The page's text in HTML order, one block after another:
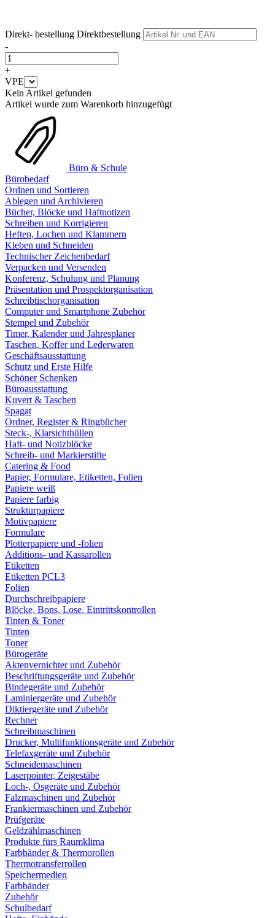
Direkt- bestellung Direktbestellung
-
+
VPE
Kein Artikel gefunden
Artikel wurde zum Warenkorb hinzugefügt
Büro & Schule
Bürobedarf
Ordnen und Sortieren
Ablegen und Archivieren
Bücher, Blöcke und Haftnotizen
Schreiben und Korrigieren
Heften, Lochen und Klammern
Kleben und Schneiden
Technischer Zeichenbedarf
Verpacken und Versenden
Konferenz, Schulung und Planung
Präsentation und Prospektorganisation
Schreibtischorganisation
Computer und Smartphone Zubehör
Stempel und Zubehör
Timer, Kalender und Jahresplaner
Taschen, Koffer und Lederwaren
Geschäftsausstattung
Schutz und Erste Hilfe
Schöner Schenken
Büroausstattung
Kuvert & Taschen
Spagat
Ordner, Register & Ringbücher
Steck-, Klarsichthüllen
Haft- und Notizblöcke
Schreib- und Markierstifte
Catering & Food
Papier, Formulare, Etiketten, Folien
Papiere weiß
Papiere farbig
Strukturpapiere
Motivpapiere
Formulare
Plotterpapiere und -folien
Additions- und Kassarollen
Etiketten
Etiketten PCL3
Folien
Durchschreibpapiere
Blöcke, Bons, Lose, Eintrittskontrollen
Tinten & Toner
Tinten
Toner
Bürogeräte
Aktenvernichter und Zubehör
Beschriftungsgeräte und Zubehör
Bindegeräte und Zubehör
Laminiergeräte und Zubehör
Diktiergeräte und Zubehör
Rechner
Schreibmaschinen
Drucker, Multifunktionsgeräte und Zubehör
Telefaxgeräte und Zubehör
Schneidemaschinen
Laserpointer, Zeigestäbe
Loch-, Ösgeräte und Zubehör
Falzmaschinen und Zubehör
Frankiermaschinen und Zubehör
Prüfgeräte
Geldzählmaschinen
Produkte fürs Raumklima
Farbbänder & Thermorollen
Thermotransferrollen
Speichermedien
Farbbänder
Zubehör
Schulbedarf